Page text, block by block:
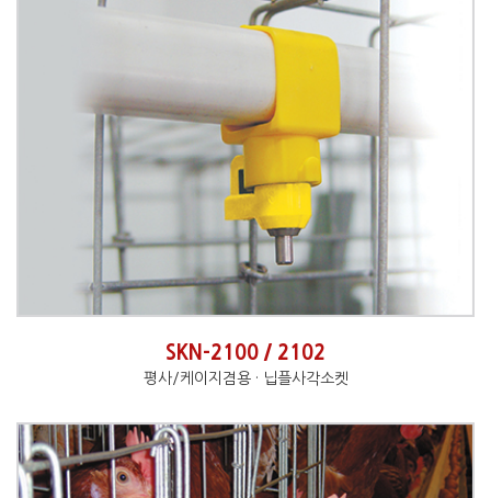
SKN-2100 / 2102
평사/케이지겸용 · 닙플사각소켓